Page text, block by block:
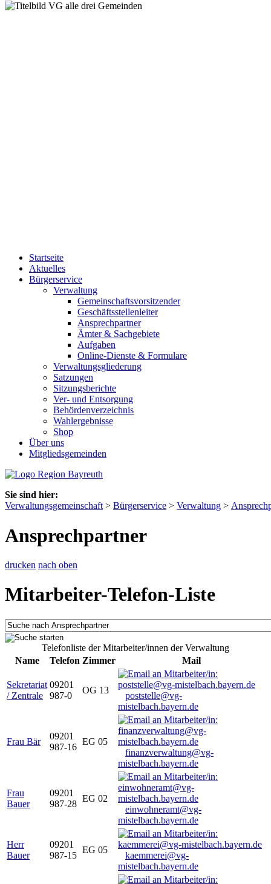
Startseite
Aktuelles
Bürgerservice
Verwaltung
Gemeinschaftsvorsitzender
Geschäftsstellenleiter
Ansprechpartner
Ämter & Sachgebiete
Aufgaben
Online-Dienste & Formulare
Verwaltungsgliederung
Satzungen
Sitzungsberichte
Ver- und Entsorgung
Behördenverzeichnis
Wahlergebnisse
Shop
Über uns
Mitgliedsgemeinden
Sie sind hier:
Verwaltungsgemeinschaft > Bürgerservice > Verwaltung >
Ansprechpartner
drucken nach oben
Mitarbeiter-Telefon-Liste
Telefonliste der Mitarbeiter/innen der Verwaltung
Name
Telefon Zimmer Mail
Sekretariat
/ Zentrale
09201
987-0
OG 13
poststelle@vg-
mistelbach.bayern.de
Frau Bär
09201
987-16
EG 05
finanzverwaltung@vg-
mistelbach.bayern.de
Frau
Bauer
09201
987-28
EG 02
einwohneramt@vg-
mistelbach.bayern.de
Herr
Bauer
09201
987-15
EG 05
kaemmerei@vg-
mistelbach.bayern.de